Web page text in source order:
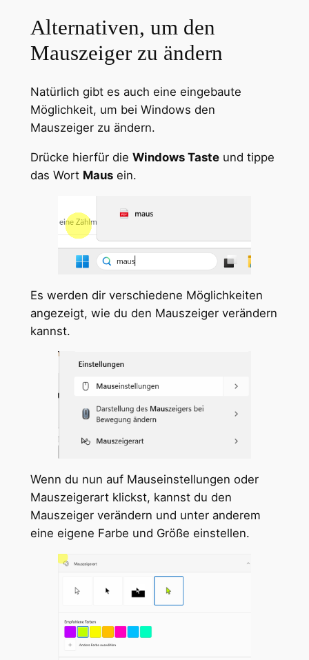
Alternativen, um den
Mauszeiger zu ändern
Natürlich gibt es auch eine eingebaute
Möglichkeit, um bei Windows den
Mauszeiger zu ändern.
Drücke hierfür die Windows Tasteund tippe
das Wort Mausein.
Es werden dir verschiedene Möglichkeiten
angezeigt, wie du den Mauszeiger verändern
kannst.
Wenn du nun auf Mauseinstellungen oder
Mauszeigerart klickst, kannst du den
Mauszeiger verändern und unter anderem
eine eigene Farbe und Größe einstellen.